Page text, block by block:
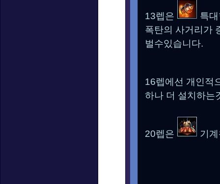
13렙은
특
폭탄의 사거리가
벌수있습니다.
16렙에선 개인적
하나 더 설치하는
20렙은 기